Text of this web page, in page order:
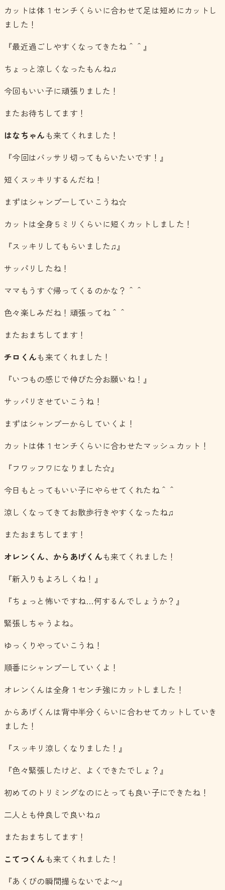
カットは体１センチくらいに合わせて足は短めにカットし
ました！
『最近過ごしやすくなってきたね＾＾』
ちょっと涼しくなったもんね♫
今回もいい子に頑張りました！
またお待ちしてます！
はなちゃんも来てくれました！
『今回はバッサリ切ってもらいたいです！』
短くスッキリするんだね！
まずはシャンプーしていこうね☆
カットは全身５ミリくらいに短くカットしました！
『スッキリしてもらいました♫』
サッパリしたね！
ママもうすぐ帰ってくるのかな？＾＾
色々楽しみだね！頑張ってね＾＾
またおまちしてます！
チロくんも来てくれました！
『いつもの感じで伸びた分お願いね！』
サッパリさせていこうね！
まずはシャンプーからしていくよ！
カットは体１センチくらいに合わせたマッシュカット！
『フワッフワになりました☆』
今日もとってもいい子にやらせてくれたね＾＾
涼しくなってきてお散歩行きやすくなったね♫
またおまちしてます！
オレンくん、からあげくんも来てくれました！
『新入りもよろしくね！』
『ちょっと怖いですね…何するんでしょうか？』
緊張しちゃうよね。
ゆっくりやっていこうね！
順番にシャンプーしていくよ！
オレンくんは全身１センチ強にカットしました！
からあげくんは背中半分くらいに合わせてカットしていき
ました！
『スッキリ涼しくなりました！』
『色々緊張したけど、よくできたでしょ？』
初めてのトリミングなのにとっても良い子にできたね！
二人とも仲良しで良いね♫
またおまちしてます！
こてつくんも来てくれました！
『あくびの瞬間撮らないでよ〜』